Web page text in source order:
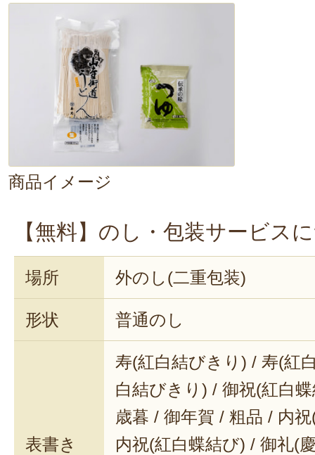
ルズル……。お～！
く、スルッと入ってきます。
もしっかりあって、食感もモッチ
抜群ですね。
品の良いクルミの香り
や〜美味しい！
茹で時間は4分
ください。
商品イメージ
【無料】のし・包装サービス
場所 外のし(二重包装)
形状 普通のし
表書き
寿(紅白結びきり) / 寿(紅
白結びきり) / 御祝(紅白
歳暮 / 御年賀 / 粗品 / 内
内祝(紅白蝶結び) / 御礼(